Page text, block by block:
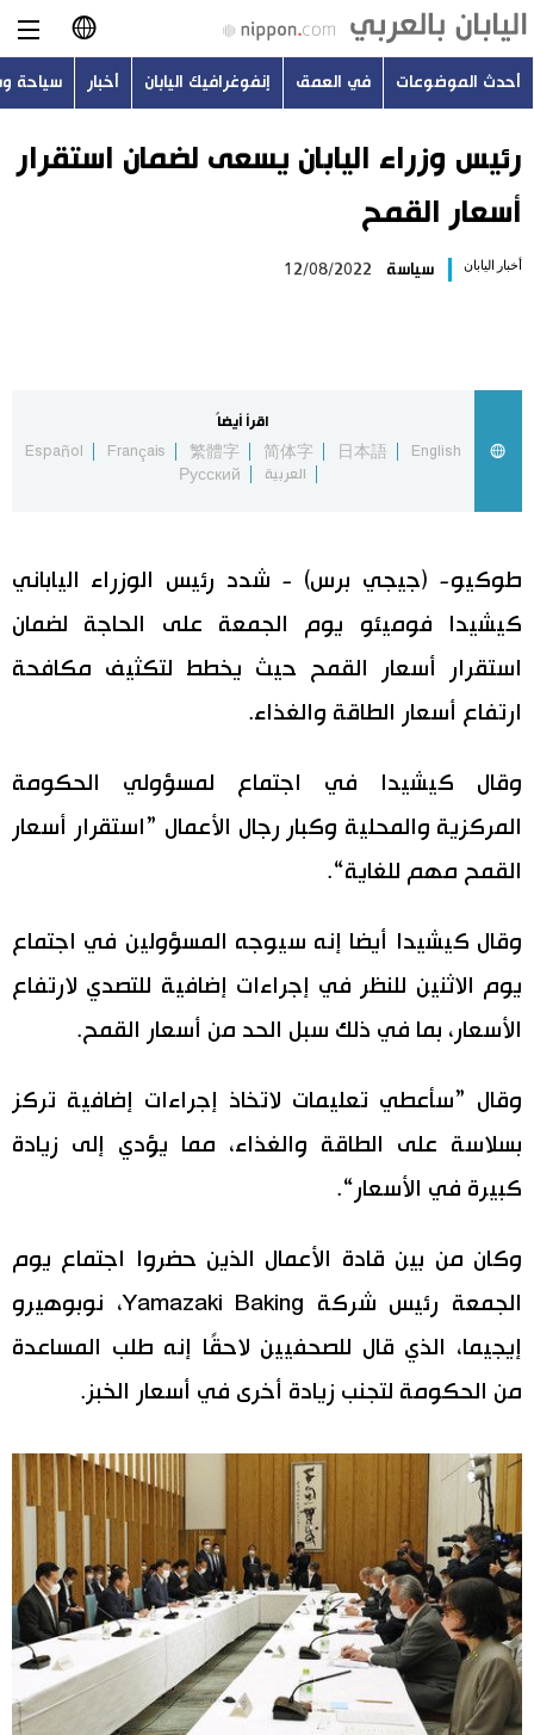
日本語
English
Русский
أحدث الموضوعات
اليابان في فيديو
مانغا وأنيمي
علوم وتكنولوجيا
الأقسام
صور
تجارب وآراء
اقتصاد
مجتمع
ثقافة
لايف ستايل
طوكيو
إعلان
الأكثر تفاعلا
موسوعة اليابان
هو وهي
المطبخ الياباني
أحدث الموضوعات في العمق إنفوغرافيك اليابان أخبار سياحة
رئيس وزراء اليابان يسعى لضمان استقرار
أسعار القمح
أخبار اليابان سياسة 12/08/2022
اقرأ أيضاً
English
日本語
简体字
繁體字
Français
Español
العربية
Русский
طوكيو- (جيجي برس) - شدد رئيس الوزراء الياباني
كيشيدا فوميئو يوم الجمعة على الحاجة لضمان
استقرار أسعار القمح حيث يخطط لتكثيف مكافحة
ارتفاع أسعار الطاقة والغذاء.
وقال كيشيدا في اجتماع لمسؤولي الحكومة
المركزية والمحلية وكبار رجال الأعمال ”استقرار أسعار
القمح مهم للغاية“.
وقال كيشيدا أيضا إنه سيوجه المسؤولين في اجتماع
يوم الاثنين للنظر في إجراءات إضافية للتصدي لارتفاع
الأسعار، بما في ذلك سبل الحد من أسعار القمح.
وقال ”سأعطي تعليمات لاتخاذ إجراءات إضافية تركز
بسلاسة على الطاقة والغذاء، مما يؤدي إلى زيادة
كبيرة في الأسعار“.
وكان من بين قادة الأعمال الذين حضروا اجتماع يوم
الجمعة رئيس شركة Yamazaki Baking، نوبوهيرو
إيجيما، الذي قال للصحفيين لاحقًا إنه طلب المساعدة
من الحكومة لتجنب زيادة أخرى في أسعار الخبز.